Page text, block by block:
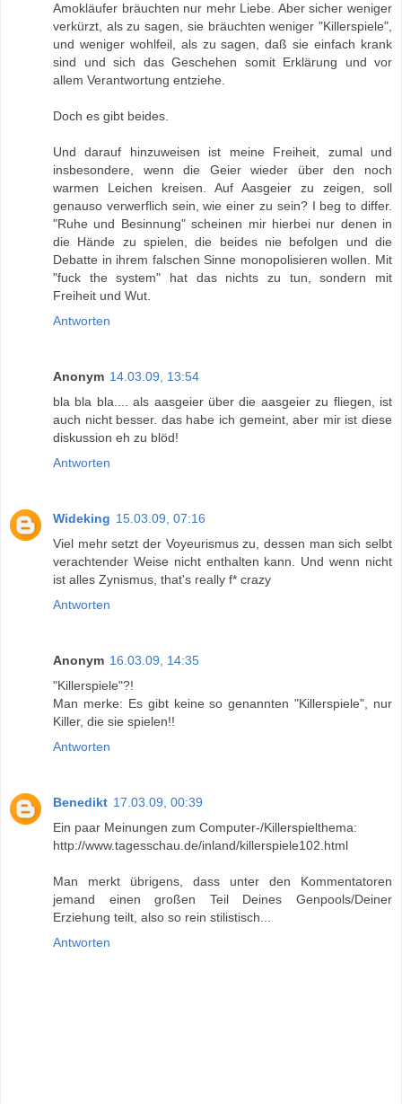
Amokläufer bräuchten nur mehr Liebe. Aber sicher weniger
verkürzt, als zu sagen, sie bräuchten weniger "Killerspiele",
und weniger wohlfeil, als zu sagen, daß sie einfach krank
sind und sich das Geschehen somit Erklärung und vor
allem Verantwortung entziehe.
Doch es gibt beides.
Und darauf hinzuweisen ist meine Freiheit, zumal und
insbesondere, wenn die Geier wieder über den noch
warmen Leichen kreisen. Auf Aasgeier zu zeigen, soll
genauso verwerflich sein, wie einer zu sein? I beg to differ.
"Ruhe und Besinnung" scheinen mir hierbei nur denen in
die Hände zu spielen, die beides nie befolgen und die
Debatte in ihrem falschen Sinne monopolisieren wollen. Mit
"fuck the system" hat das nichts zu tun, sondern mit
Freiheit und Wut.
Antworten
Anonym 14.03.09, 13:54
bla bla bla.... als aasgeier über die aasgeier zu fliegen, ist
auch nicht besser. das habe ich gemeint, aber mir ist diese
diskussion eh zu blöd!
Antworten
Wideking 15.03.09, 07:16
Viel mehr setzt der Voyeurismus zu, dessen man sich selbt
verachtender Weise nicht enthalten kann. Und wenn nicht
ist alles Zynismus, that's really f* crazy
Antworten
Anonym 16.03.09, 14:35
"Killerspiele"?!
Man merke: Es gibt keine so genannten "Killerspiele", nur
Killer, die sie spielen!!
Antworten
Benedikt 17.03.09, 00:39
Ein paar Meinungen zum Computer-/Killerspielthema:
http://www.tagesschau.de/inland/killerspiele102.html
Man merkt übrigens, dass unter den Kommentatoren
jemand einen großen Teil Deines Genpools/Deiner
Erziehung teilt, also so rein stilistisch...
Antworten